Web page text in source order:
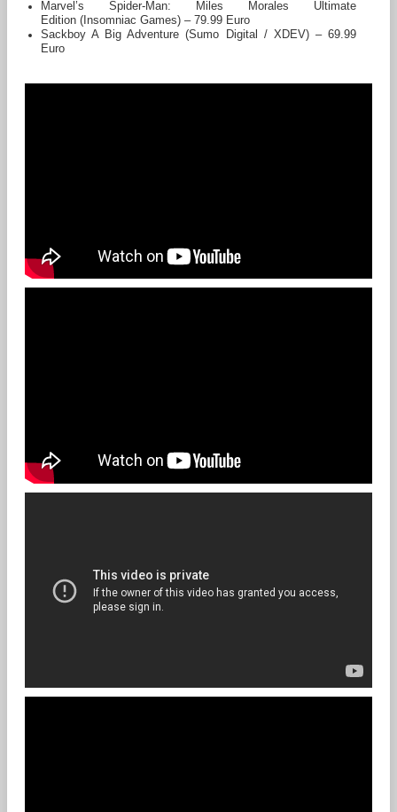
Marvel’s Spider-Man: Miles Morales Ultimate
Edition (Insomniac Games) – 79.99 Euro
Sackboy A Big Adventure (Sumo Digital / XDEV) – 69.99
Euro